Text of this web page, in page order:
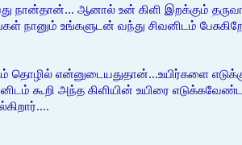
நான்தான்... ஆனால் உன் கிளி இறக்கும்
நானும் உங்களுடன் வந்து சிவனிடம்
தொழில் என்னுடையதுதான்...உயிர்களை
கூறி அந்த கிளியின் உயிரை